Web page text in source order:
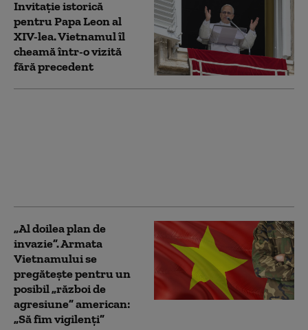
Invitație istorică
pentru Papa Leon al
XIV-lea. Vietnamul îl
cheamă într-o vizită
fără precedent
„Al doilea plan de
invazie”. Armata
Vietnamului se
pregătește pentru un
posibil „război de
agresiune” american:
„Să fim vigilenți”